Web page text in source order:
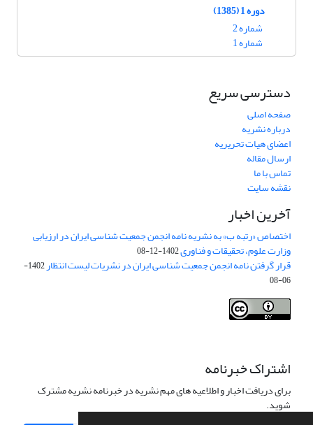
دوره 1 (1385)
شماره 2
شماره 1
دسترسی سریع
صفحه اصلی
درباره نشریه
اعضای هیات تحریریه
ارسال مقاله
تماس با ما
نقشه سایت
آخرین اخبار
اختصاص «رتبه ب» به نشریه نامه انجمن جمعیت شناسی ایران در ارزیابی
وزارت علوم، تحقیقات و فناوری1402-12-08
قرار گرفتن نامه انجمن جمعیت شناسی ایران در نشریات لیست انتظار
1402-
06-08
اشتراک خبرنامه
برای دریافت اخبار و اطلاعیه های مهم نشریه در خبرنامه نشریه مشترک
شوید.